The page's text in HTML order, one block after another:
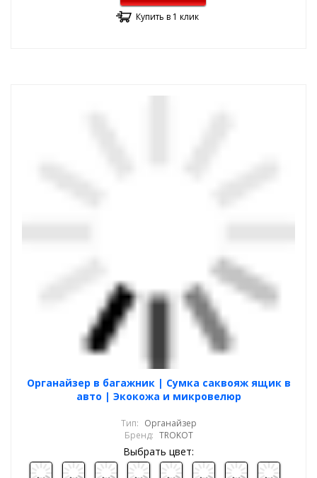
Купить в 1 клик
Органайзер в багажник | Сумка саквояж ящик в
авто | Экокожа и микровелюр
Тип: Органайзер
Бренд: TROKOT
Выбрать цвет: